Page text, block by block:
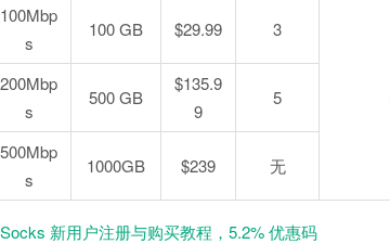
100Mbp
s
100 GB $29.99 3
200Mbp
s
500 GB
$135.9
9
5
500Mbp
s
1000GB $239 无
新用户注册与购买教程，5.2% 优惠码